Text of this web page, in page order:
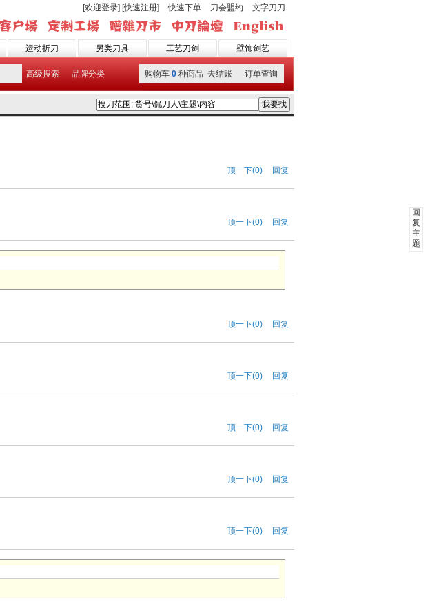
[欢迎登录] [快速注册] 快速下单 刀会盟约 文字刀刀
运动折刀 另类刀具 工艺刀剑 壁饰剑艺
高级搜索 品牌分类 购物车 0 种商品 去结账 订单查询
回复
顶一下(0)
回复
顶一下(0)
回复
顶一下(0)
回复
顶一下(0)
回复
顶一下(0)
回复
顶一下(0)
回复
顶一下(0)
回
复
主
题